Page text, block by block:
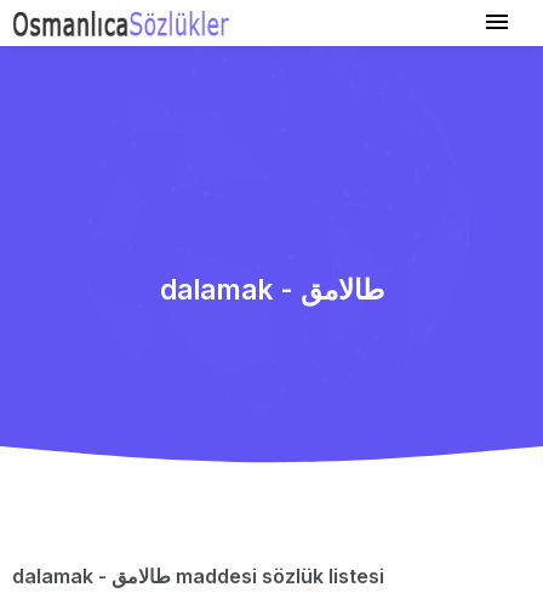
dalamak - طالامق
dalamak - طالامق maddesi sözlük listesi